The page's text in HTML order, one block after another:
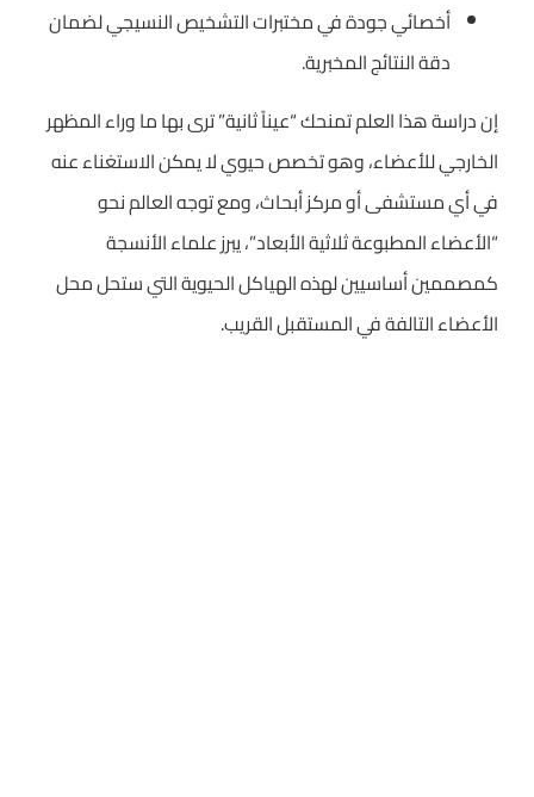
أخصائي جودة في مختبرات التشخيص النسيجي لضمان
دقة النتائج المخبرية.
إن دراسة هذا العلم تمنحك “عيناً ثانية” ترى بها ما وراء المظهر
الخارجي للأعضاء، وهو تخصص حيوي لا يمكن الاستغناء عنه
في أي مستشفى أو مركز أبحاث، ومع توجه العالم نحو
“الأعضاء المطبوعة ثلاثية الأبعاد”، يبرز علماء الأنسجة
كمصممين أساسيين لهذه الهياكل الحيوية التي ستحل محل
الأعضاء التالفة في المستقبل القريب.